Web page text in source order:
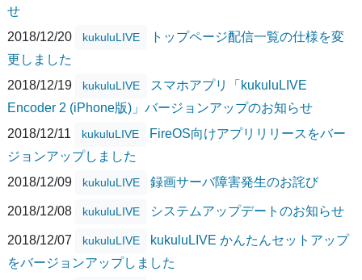
せ
2018/12/20
kukuluLIVE
トップページ配信一覧の仕様を変
更しました
2018/12/19
kukuluLIVE
スマホアプリ「kukuluLIVE
Encoder 2 (iPhone版)」バージョンアップのお知らせ
2018/12/11
kukuluLIVE
FireOS向けアプリリリースをバー
ジョンアップしました
2018/12/09
kukuluLIVE 録画サーバ障害発生のお詫び
2018/12/08 kukuluLIVE システムアップデートのお知らせ
2018/12/07 kukuluLIVE
kukuluLIVE かんたんセットアップ
をバージョンアップしました